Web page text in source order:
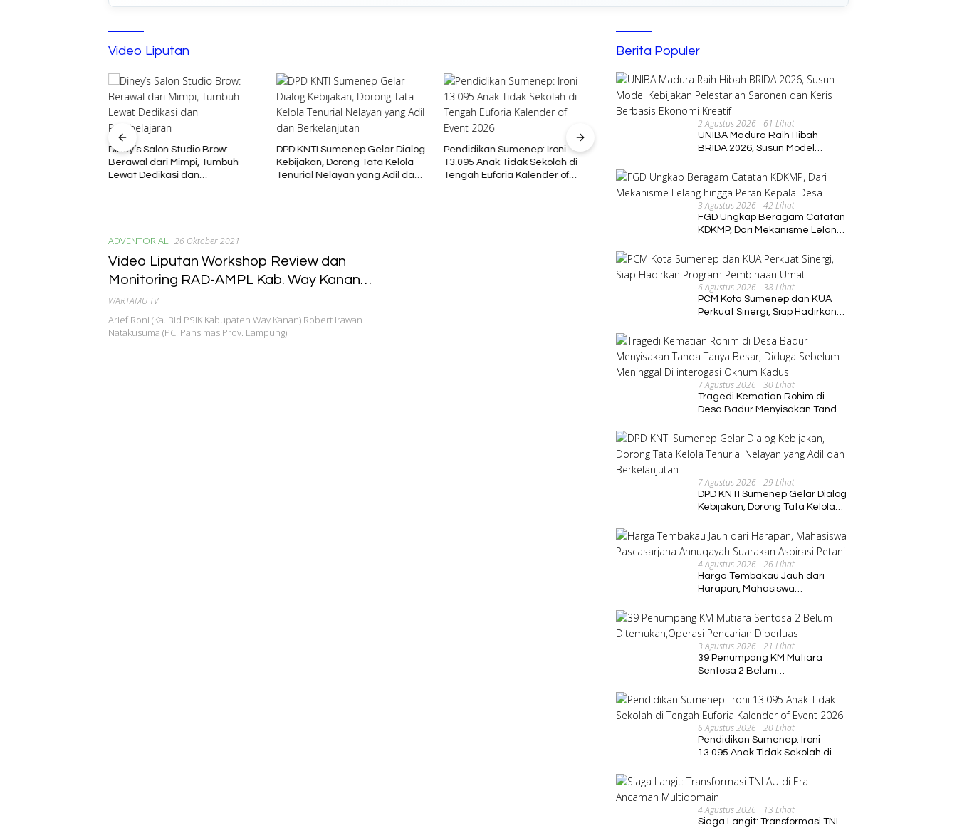
Video Liputan
Diney’s Salon Studio Brow:
Berawal dari Mimpi, Tumbuh
Lewat Dedikasi dan
DPD KNTI Sumenep Gelar Dialog
Kebijakan, Dorong Tata Kelola
Tenurial Nelayan yang Adil dan
Pendidikan Sumenep: Ironi
13.095 Anak Tidak Sekolah di
Tengah Euforia Kalender of
Bupati Ayu Dukung Kesiapan
Kontingen Way Kanan Menuju
Bupati Ayu Tinjau Langsung
Implementasi Program PKK di
ADVENTORIAL 26 Oktober 2021
Video Liputan Workshop Review dan
Monitoring RAD-AMPL Kab. Way Kanan
Tahun 2021
WARTAMU TV
Arief Roni (Ka. Bid PSIK Kabupaten Way Kanan) Robert Irawan
Natakusuma (PC. Pansimas Prov. Lampung)
Berita Populer
2 Agustus 2026 61 Lihat
UNIBA Madura Raih Hibah
BRIDA 2026, Susun Model
dan Keris Berbasis Ekonomi
Kreatif
3 Agustus 2026 42 Lihat
FGD Ungkap Beragam Catatan
KDKMP, Dari Mekanisme Lelang
6 Agustus 2026 38 Lihat
PCM Kota Sumenep dan KUA
Perkuat Sinergi, Siap Hadirkan
7 Agustus 2026 30 Lihat
Tragedi Kematian Rohim di
Desa Badur Menyisakan Tanda
Meninggal Di interogasi Oknum
Kadus
7 Agustus 2026 29 Lihat
DPD KNTI Sumenep Gelar Dialog
Kebijakan, Dorong Tata Kelola
Berkelanjutan
4 Agustus 2026 26 Lihat
Harga Tembakau Jauh dari
Harapan, Mahasiswa
Suarakan Aspirasi Petani
3 Agustus 2026 21 Lihat
39 Penumpang KM Mutiara
Sentosa 2 Belum
Diperluas
6 Agustus 2026 20 Lihat
Pendidikan Sumenep: Ironi
13.095 Anak Tidak Sekolah di
Event 2026
4 Agustus 2026 13 Lihat
Siaga Langit: Transformasi TNI